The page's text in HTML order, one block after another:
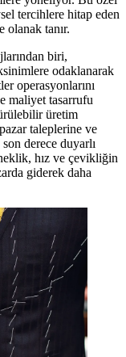
tercihlere hitap eden
olanak tanır.
biri,
odaklanarak
operasyonlarını
maliyet tasarrufu
üretim
taleplerine ve
derece duyarlı
hız ve çevikliğin
giderek daha